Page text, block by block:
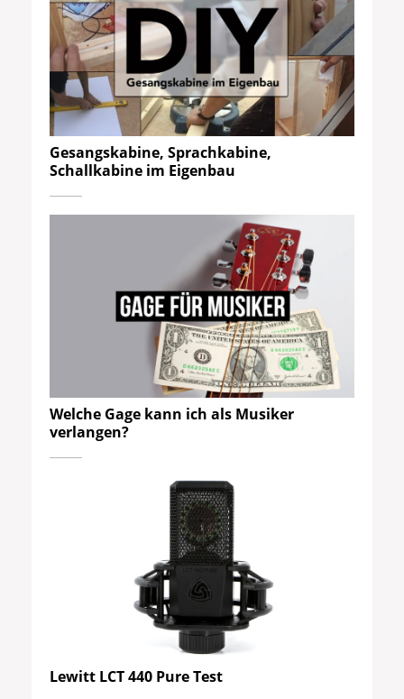
Gesangskabine, Sprachkabine,
Schallkabine im Eigenbau
Welche Gage kann ich als Musiker
verlangen?
Lewitt LCT 440 Pure Test